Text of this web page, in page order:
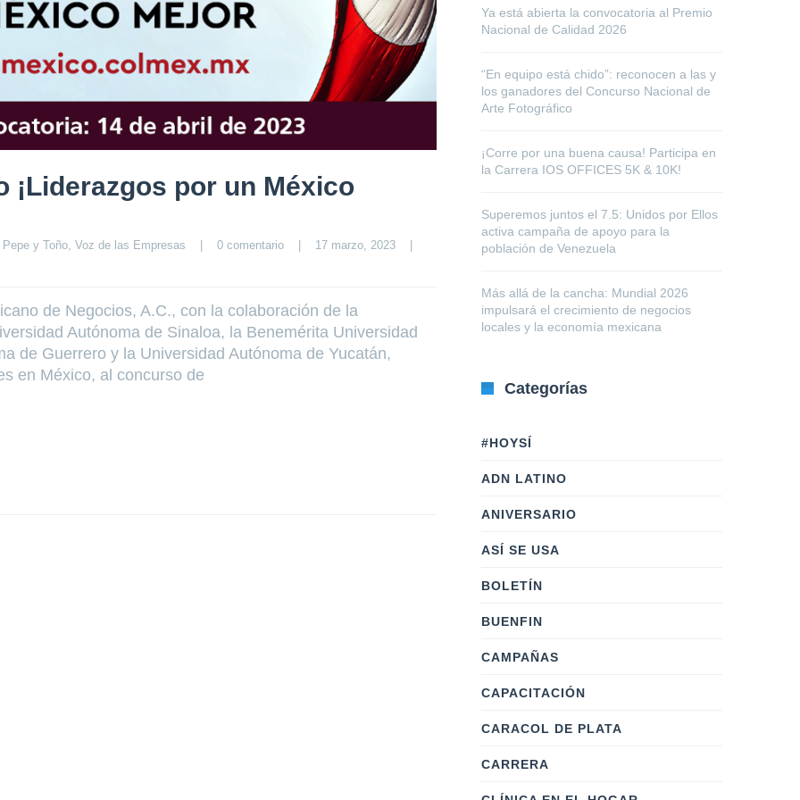
¡Liderazgos por un México
Pepe y Toño, Voz de las Empresas 0 comentario 17 marzo, 2023
de Negocios, A.C., con la colaboración de la
Autónoma de Sinaloa, la Benemérita Universidad
de Guerrero y la Universidad Autónoma de Yucatán,
en México, al concurso de
Ya está abierta la convocatoria al Premio
Nacional de Calidad 2026
“En equipo está chido”: reconocen a las y
los ganadores del Concurso Nacional de
Arte Fotográfico
¡Corre por una buena causa! Participa en
la Carrera IOS OFFICES 5K & 10K!
Superemos juntos el 7.5: Unidos por Ellos
activa campaña de apoyo para la
población de Venezuela
Más allá de la cancha: Mundial 2026
impulsará el crecimiento de negocios
locales y la economía mexicana
Categorías
#HOYSÍ
ADN LATINO
ANIVERSARIO
ASÍ SE USA
BOLETÍN
BUENFIN
CAMPAÑAS
CAPACITACIÓN
CARACOL DE PLATA
CARRERA